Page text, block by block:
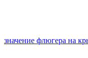
значение флюгера на